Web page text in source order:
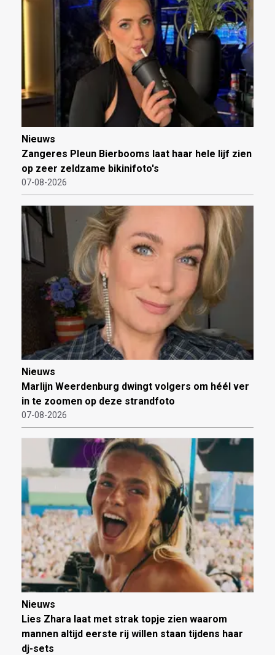
Nieuws
Zangeres Pleun Bierbooms laat haar hele lijf zien
op zeer zeldzame bikinifoto's
07-08-2026
Nieuws
Marlijn Weerdenburg dwingt volgers om héél ver
in te zoomen op deze strandfoto
07-08-2026
Nieuws
Lies Zhara laat met strak topje zien waarom
mannen altijd eerste rij willen staan tijdens haar
dj-sets